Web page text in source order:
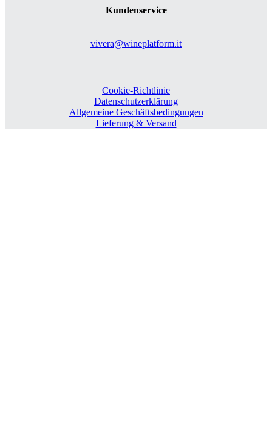
Kundenservice
vivera@wineplatform.it
Cookie-Richtlinie
Datenschutzerklärung
Allgemeine Geschäftsbedingungen
Lieferung & Versand